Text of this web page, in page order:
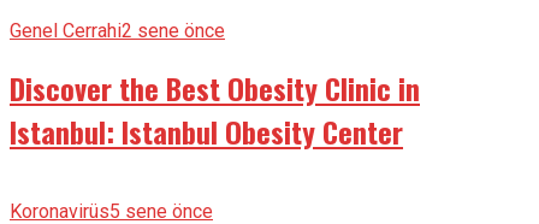
Genel Cerrahi2 sene önce
Discover the Best Obesity Clinic in
Istanbul: Istanbul Obesity Center
Koronavirüs5 sene önce